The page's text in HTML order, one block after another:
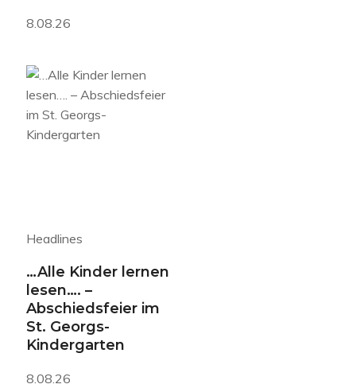
8.08.26
Headlines
…Alle Kinder lernen
lesen…. –
Abschiedsfeier im
St. Georgs-
Kindergarten
8.08.26